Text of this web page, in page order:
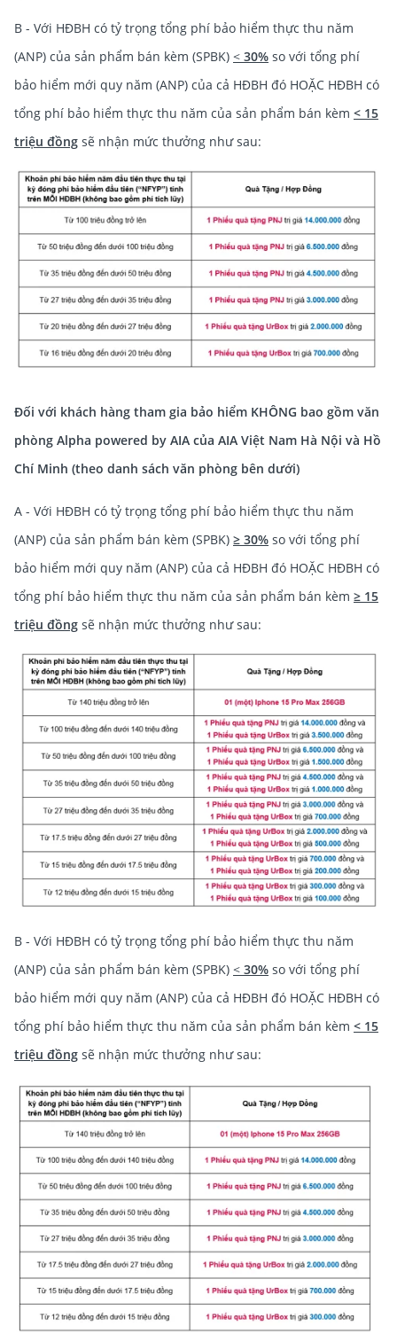
B - Với HĐBH có tỷ trọng tổng phí bảo hiểm thực thu năm
(ANP) của sản phẩm bán kèm (SPBK) < 30% so với tổng phí
bảo hiểm mới quy năm (ANP) của cả HĐBH đó HOẶC HĐBH có
tổng phí bảo hiểm thực thu năm của sản phẩm bán kèm < 15
triệu đồng sẽ nhận mức thưởng như sau:
Đối với khách hàng tham gia bảo hiểm KHÔNG bao gồm văn
phòng Alpha powered by AIA của AIA Việt Nam Hà Nội và Hồ
Chí Minh (theo danh sách văn phòng bên dưới)
A - Với HĐBH có tỷ trọng tổng phí bảo hiểm thực thu năm
(ANP) của sản phẩm bán kèm (SPBK) ≥ 30% so với tổng phí
bảo hiểm mới quy năm (ANP) của cả HĐBH đó HOẶC HĐBH có
tổng phí bảo hiểm thực thu năm của sản phẩm bán kèm ≥ 15
triệu đồng sẽ nhận mức thưởng như sau:
B - Với HĐBH có tỷ trọng tổng phí bảo hiểm thực thu năm
(ANP) của sản phẩm bán kèm (SPBK) < 30% so với tổng phí
bảo hiểm mới quy năm (ANP) của cả HĐBH đó HOẶC HĐBH có
tổng phí bảo hiểm thực thu năm của sản phẩm bán kèm < 15
triệu đồng sẽ nhận mức thưởng như sau: